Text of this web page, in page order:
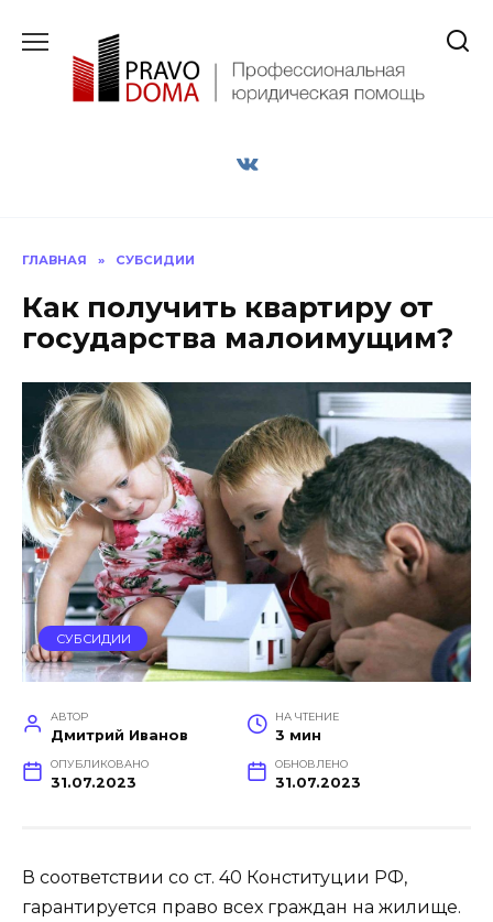
содержанию
ГЛАВНАЯ » СУБСИДИИ
Как получить квартиру от
государства малоимущим?
СУБСИДИИ
АВТОР
Дмитрий Иванов
НА ЧТЕНИЕ
3 мин
ОПУБЛИКОВАНО
31.07.2023
ОБНОВЛЕНО
31.07.2023
В соответствии со ст. 40 Конституции РФ,
гарантируется право всех граждан на жилище.